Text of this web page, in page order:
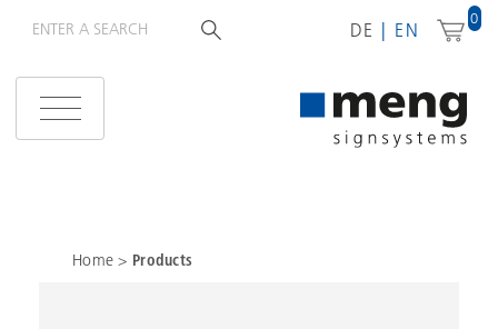
DE EN
0
Home > Products